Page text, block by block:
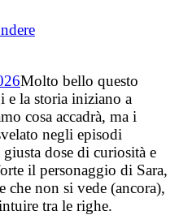
Molto bello questo
e la storia iniziano a
cosa accadrà, ma i
negli episodi
dose di curiosità e
il personaggio di Sara,
che non si vede (ancora),
tra le righe.